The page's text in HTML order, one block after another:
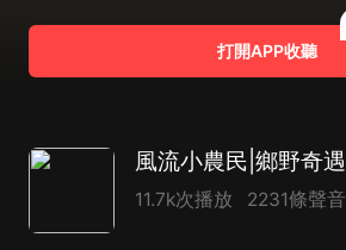
打開APP收聽
11.7k次播放 2231條聲音